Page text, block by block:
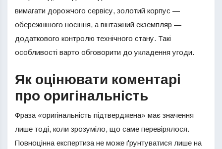
вимагати дорожчого сервісу, золотий корпус —
обережнішого носіння, а вінтажний екземпляр —
додаткового контролю технічного стану. Такі
особливості варто обговорити до укладення угоди.
Як оцінювати коментарі
про оригінальність
Фраза «оригінальність підтверджена» має значення
лише тоді, коли зрозуміло, що саме перевірялося.
Повноцінна експертиза не може ґрунтуватися лише на